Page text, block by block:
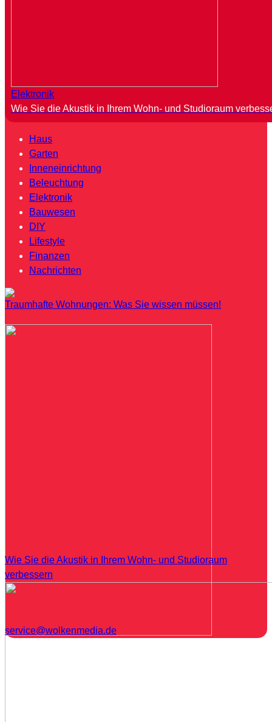
Elektronik
Wie Sie die Akustik in Ihrem Wohn- und Studioraum
Haus
Garten
Inneneinrichtung
Beleuchtung
Elektronik
Bauwesen
DIY
Lifestyle
Finanzen
Nachrichten
Traumhafte Wohnungen: Was Sie wissen müssen!
Wie Sie die Akustik in Ihrem Wohn- und Studioraum
verbessern
service@wolkenmedia.de